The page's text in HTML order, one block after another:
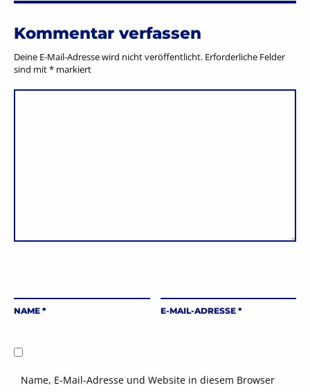
Kommentar verfassen
Deine E-Mail-Adresse wird nicht veröffentlicht. Erforderliche Felder
sind mit* markiert
NAME * E-MAIL-ADRESSE *
Name, E-Mail-Adresse und Website in diesem Browser